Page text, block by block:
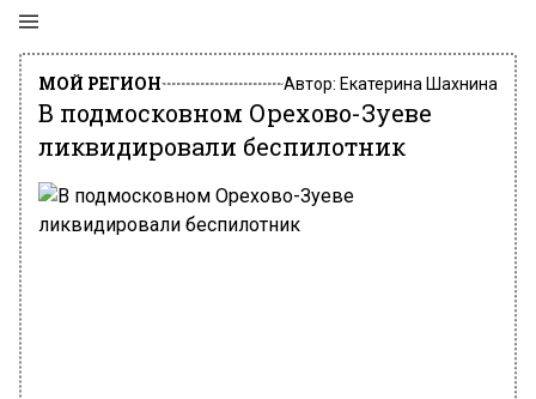
МОЙ РЕГИОН Автор: Екатерина Шахнина
В подмосковном Орехово-Зуеве
ликвидировали беспилотник